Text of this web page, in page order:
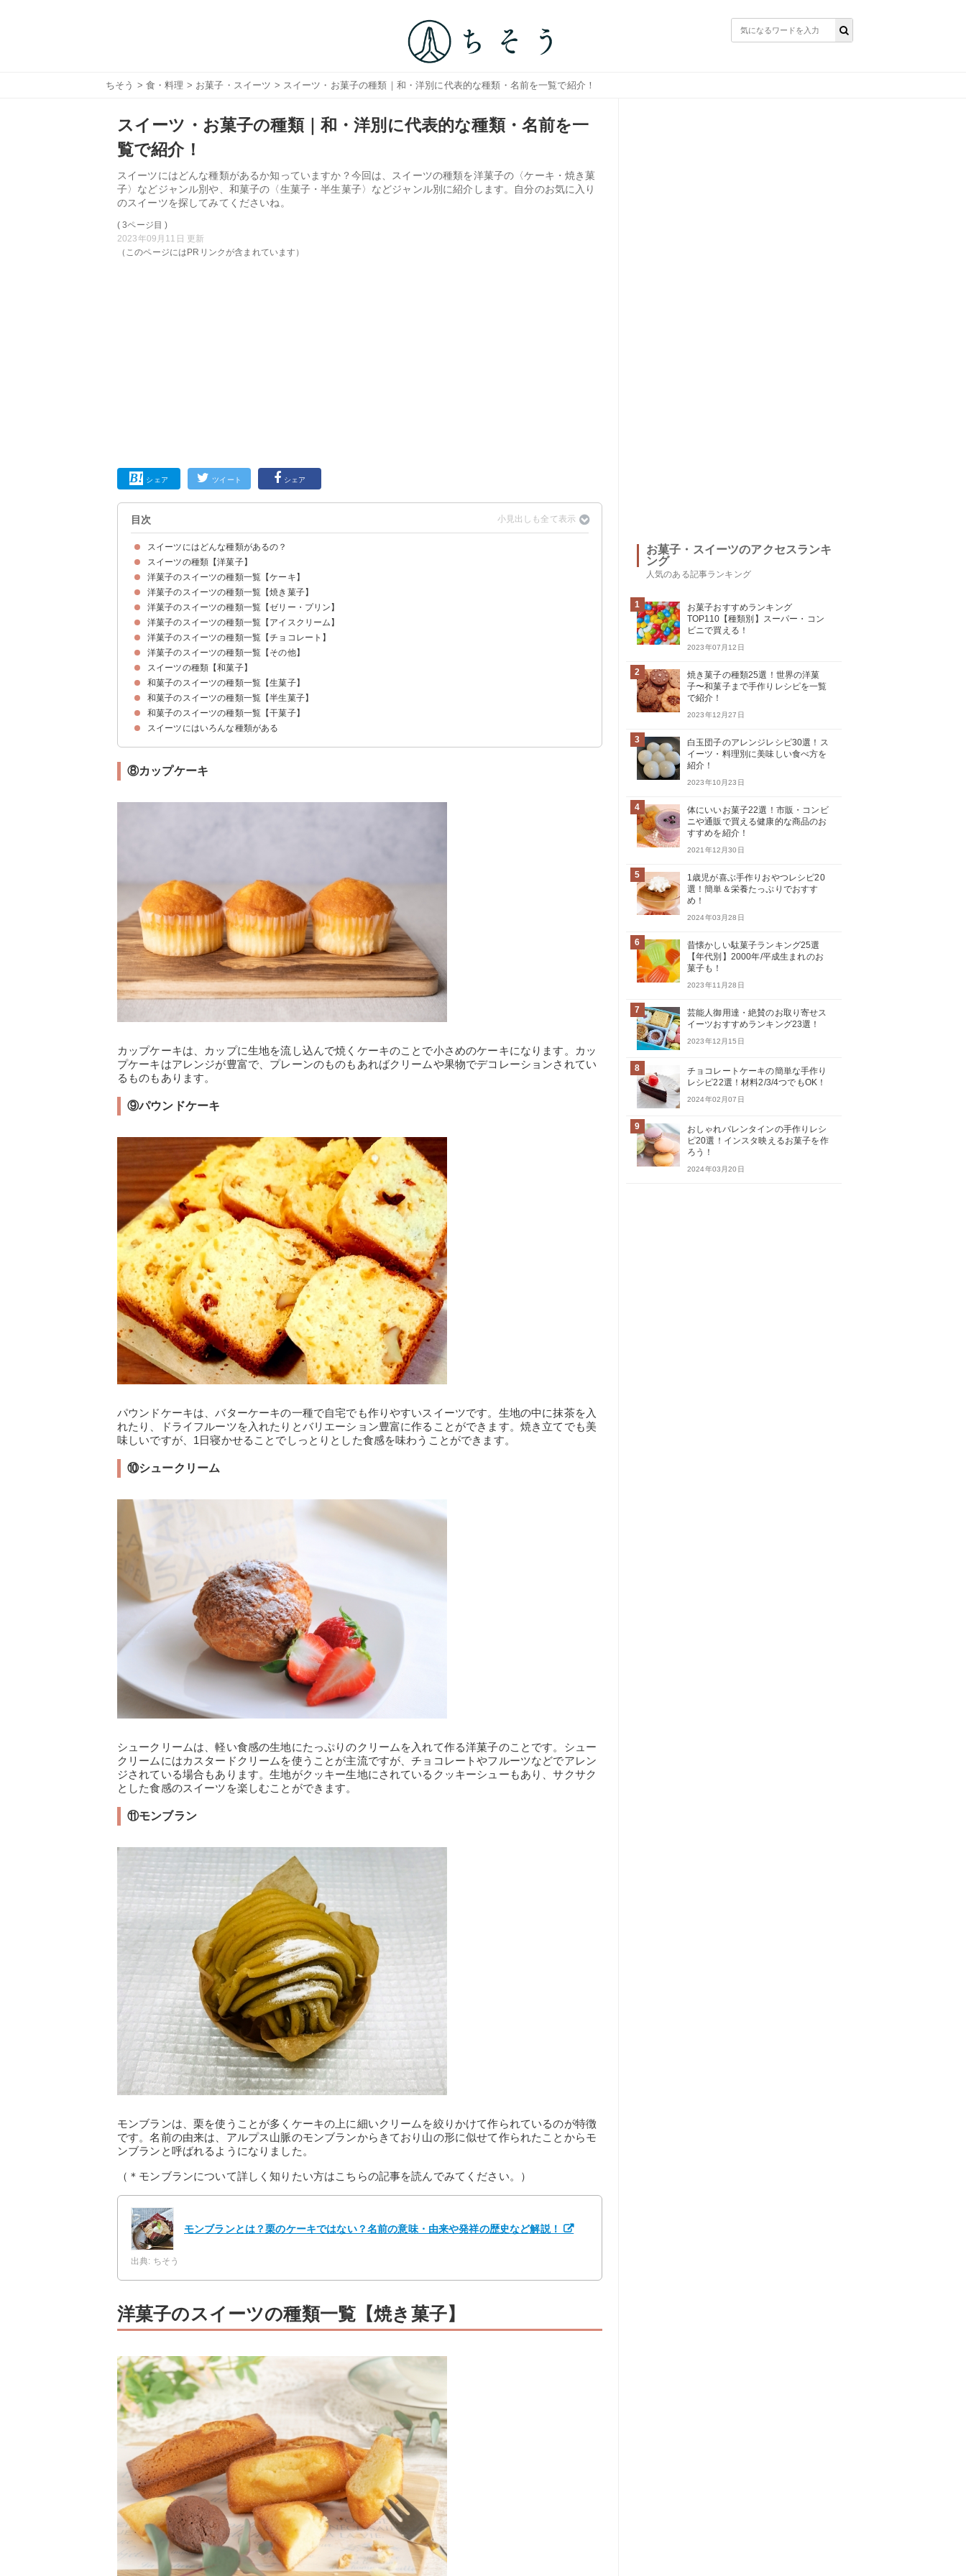
ちそう > 食・料理 > お菓子・スイーツ > スイーツ・お菓子の種類｜和・洋別に代表的な種類・名前を一覧で紹介！
スイーツ・お菓子の種類｜和・洋別に代表的な種類・名前を一
覧で紹介！
スイーツにはどんな種類があるか知っていますか？今回は、スイーツの種類を洋菓子の〈ケーキ・焼き菓
子〉などジャンル別や、和菓子の〈生菓子・半生菓子〉などジャンル別に紹介します。自分のお気に入り
のスイーツを探してみてくださいね。
( 3ページ目 )
2023年09月11日 更新
（このページにはPRリンクが含まれています）
シェア ツイート シェア
目次
スイーツにはどんな種類があるの？
スイーツの種類【洋菓子】
洋菓子のスイーツの種類一覧【ケーキ】
①ショートケーキ
②チョコレートケーキ
③シフォンケーキ
④チーズケーキ
⑤タルトケーキ
⑥ロールケーキ
⑦ミルフィーユ
⑧カップケーキ
⑨パウンドケーキ
⑩シュークリーム
⑪モンブラン
洋菓子のスイーツの種類一覧【焼き菓子】
①クッキー
②マドレーヌ
③フィナンシェ
④マカロン
⑤ガレット・デ・ロワ
⑥スコーン
⑦ワッフル
⑧ミンスパイ
⑨ジンジャーブレッド
⑩シュトレン
⑪ウエハース
⑫カヌレ
洋菓子のスイーツの種類一覧【ゼリー・プリン】
①ゼリー
②カスタードプディング
③ババロア
④ムース
⑤パンナコッタ
洋菓子のスイーツの種類一覧【アイスクリーム】
①アイスクリーム
②ソフトクリーム
③シャーベット
④ジェラート
⑤トルコアイス
洋菓子のスイーツの種類一覧【チョコレート】
①ガトーショコラ
②トリュフチョコレート
③生チョコレート
④ブラウニー
⑤エクレア
⑥フォンダンショコラ
洋菓子のスイーツの種類一覧【その他】
①キャラメル
②キャンディ
③マシュマロ
④クレープ
スイーツの種類【和菓子】
和菓子のスイーツの種類一覧【生菓子】
①団子
②たい焼き
和菓子のスイーツの種類一覧【半生菓子】
①最中
②石衣
和菓子のスイーツの種類一覧【干菓子】
①金平糖
②和三盆
スイーツにはいろんな種類がある
⑧カップケーキ
カップケーキは、カップに生地を流し込んで焼くケーキのことで小さめのケーキになります。カッ
プケーキはアレンジが豊富で、プレーンのものもあればクリームや果物でデコレーションされてい
るものもあります。
⑨パウンドケーキ
パウンドケーキは、バターケーキの一種で自宅でも作りやすいスイーツです。生地の中に抹茶を入
れたり、ドライフルーツを入れたりとバリエーション豊富に作ることができます。焼き立てでも美
味しいですが、1日寝かせることでしっとりとした食感を味わうことができます。
⑩シュークリーム
シュークリームは、軽い食感の生地にたっぷりのクリームを入れて作る洋菓子のことです。シュー
クリームにはカスタードクリームを使うことが主流ですが、チョコレートやフルーツなどでアレン
ジされている場合もあります。生地がクッキー生地にされているクッキーシューもあり、サクサク
とした食感のスイーツを楽しむことができます。
⑪モンブラン
モンブランは、栗を使うことが多くケーキの上に細いクリームを絞りかけて作られているのが特徴
です。名前の由来は、アルプス山脈のモンブランからきており山の形に似せて作られたことからモ
ンブランと呼ばれるようになりました。
（＊モンブランについて詳しく知りたい方はこちらの記事を読んでみてください。）
モンブランとは？栗のケーキではない？名前の意味・由来や発祥の歴史など解説！
出典: ちそう
洋菓子のスイーツの種類一覧【焼き菓子】
お菓子・スイーツのアクセスランキ
ング
人気のある記事ランキング
1
お菓子おすすめランキング
TOP110【種類別】スーパー・コン
ビニで買える！
2023年07月12日
2
焼き菓子の種類25選！世界の洋菓
子〜和菓子まで手作りレシピを一覧
で紹介！
2023年12月27日
3
白玉団子のアレンジレシピ30選！ス
イーツ・料理別に美味しい食べ方を
紹介！
2023年10月23日
4
体にいいお菓子22選！市販・コンビ
ニや通販で買える健康的な商品のお
すすめを紹介！
2021年12月30日
5
1歳児が喜ぶ手作りおやつレシピ20
選！簡単＆栄養たっぷりでおすす
め！
2024年03月28日
6
昔懐かしい駄菓子ランキング25選
【年代別】2000年/平成生まれのお
菓子も！
2023年11月28日
7
芸能人御用達・絶賛のお取り寄せス
イーツおすすめランキング23選！
2023年12月15日
8
チョコレートケーキの簡単な手作り
レシピ22選！材料2/3/4つでもOK！
2024年02月07日
9
おしゃれバレンタインの手作りレシ
ピ20選！インスタ映えるお菓子を作
ろう！
2024年03月20日